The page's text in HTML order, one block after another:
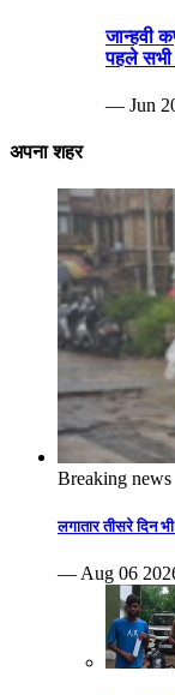
जान्हवी
पहले सभी
— Jun
अपना शहर
Breaking news
लगातार तीसरे दिन भी
— Aug 06